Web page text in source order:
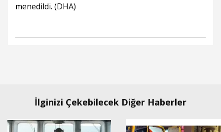
menedildi. (DHA)
İlginizi Çekebilecek Diğer Haberler